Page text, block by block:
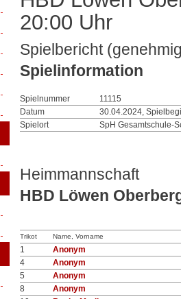
20:00 Uhr
Spielbericht
Spielinformation
Spielnummer
11115
Datum
30.04.2024,
Spielort
SpH Gesamtschule-
Heimmannschaft
HBD Löwen
Trikot Name, Vorname
1
Anonym
4
Anonym
5
Anonym
8
Anonym